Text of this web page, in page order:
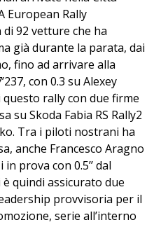
European Rally
92 vetture che ha
già durante la parata, dai
fino ad arrivare alla
con 0.3 su Alexey
rally con due firme
su Skoda Fabia RS Rally2
Tra i piloti nostrani ha
anche Francesco Aragno
prova con 0.5’’ dal
quindi assicurato due
provvisoria per il
serie all’interno